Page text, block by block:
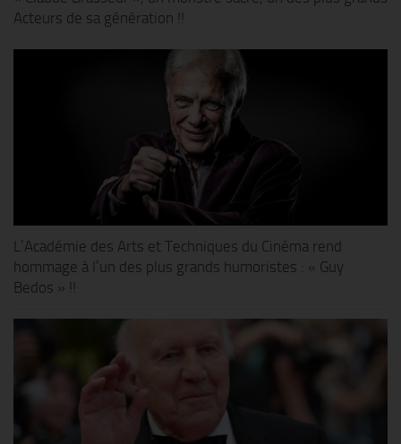
Acteurs de sa génération !!
L’Académie des Arts et Techniques du Cinéma rend
hommage à l’un des plus grands humoristes : « Guy
Bedos » !!